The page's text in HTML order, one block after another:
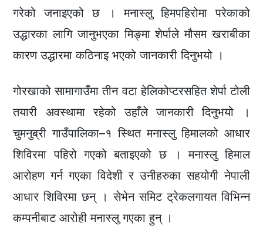
गरेको जनाइएको छ । मनास्लु हिमपहिरोमा परेकाको
उद्धारका लागि जानुभएका मिङ्मा शेर्पाले मौसम खराबीका
कारण उद्धारमा कठिनाइ भएको जानकारी दिनुभयो ।
गोरखाको सामागाउँमा तीन वटा हेलिकोप्टरसहित शेर्पा टोली
तयारी अवस्थामा रहेको उहाँले जानकारी दिनुभयो ।
चुमनुब्री गाउँपालिका–१ स्थित मनास्लु हिमालको आधार
शिविरमा पहिरो गएको बताइएको छ । मनास्लु हिमाल
आरोहण गर्न गएका विदेशी र उनीहरुका सहयोगी नेपाली
आधार शिविरमा छन् । सेभेन समिट ट्रेकलगायत विभिन्न
कम्पनीबाट आरोही मनास्लु गएका हुन् ।